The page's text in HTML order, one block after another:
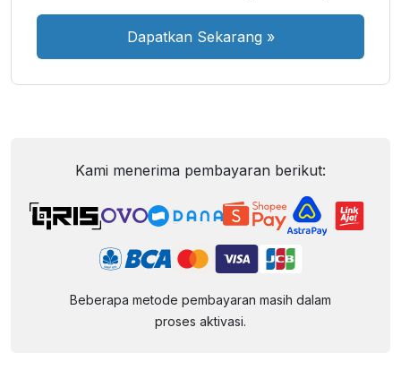
Dapatkan Sekarang »
Kami menerima pembayaran berikut:
Beberapa metode pembayaran masih dalam
proses aktivasi.